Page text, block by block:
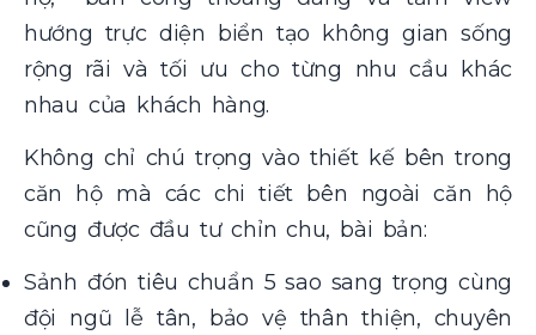
hướng trực diện biển tạo không gian sống
rộng rãi và tối ưu cho từng nhu cầu khác
nhau của khách hàng.
Không chỉ chú trọng vào thiết kế bên trong
căn hộ mà các chi tiết bên ngoài căn hộ
cũng được đầu tư chỉn chu, bài bản:
Sảnh đón tiêu chuẩn 5 sao sang trọng cùng
đội ngũ lễ tân, bảo vệ thân thiện, chuyên